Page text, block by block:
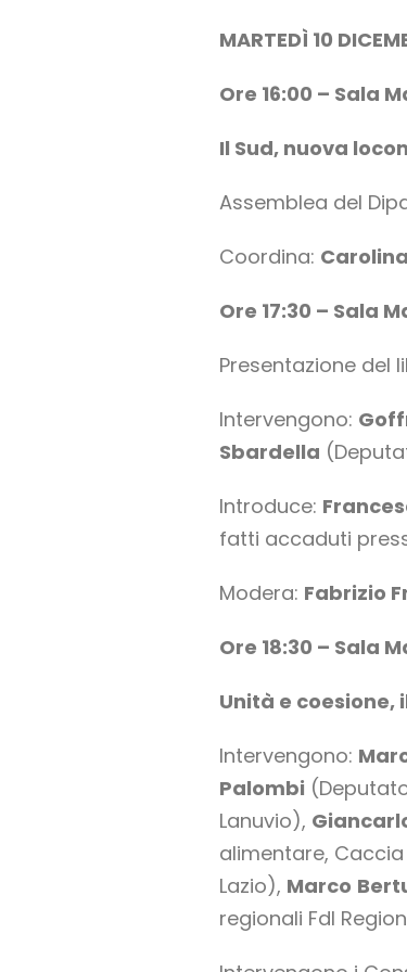
MARTEDÌ 10
Ore 16:00 – Sala
Il Sud, nuova
Assemblea del
Coordina:
Ore 17:30 – Sala
Presentazione del
Intervengono:
Sbardella
Introduce:
fatti accaduti
Modera: Fabrizio
Ore 18:30 – Sala
Unità e
Intervengono:
Palombi
Lanuvio),
alimentare, Caccia
Lazio), Marco
regionali FdI